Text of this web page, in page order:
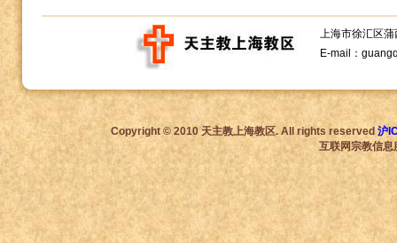
上海市徐汇区
E-mail：
Copyright © 2010 天主教上海教区. All rights reserved 沪
互联网宗教信息服